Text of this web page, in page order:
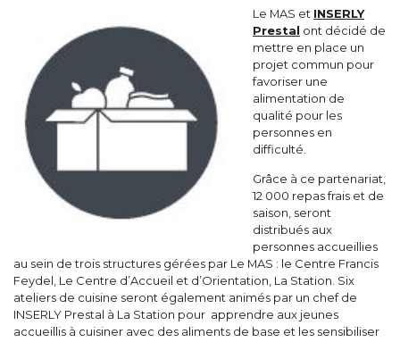
Le MAS et INSERLY
Prestal ont décidé de
mettre en place un
projet commun pour
favoriser une
alimentation de
qualité pour les
personnes en
difficulté.
Grâce à ce partenariat,
12 000 repas frais et de
saison, seront
distribués aux
personnes accueillies
au sein de trois structures gérées par Le MAS : le Centre Francis
Feydel, Le Centre d’Accueil et d’Orientation, La Station. Six
ateliers de cuisine seront également animés par un chef de
INSERLY Prestal à La Station pour apprendre aux jeunes
accueillis à cuisiner avec des aliments de base et les sensibiliser